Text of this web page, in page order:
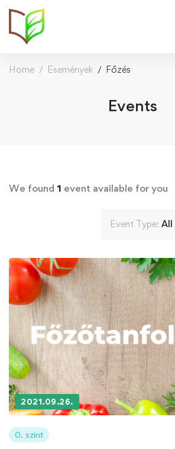
Home Események Főzés
Events
We found 1 event available for you
Event Type: All
2021.09.26.
0. szint